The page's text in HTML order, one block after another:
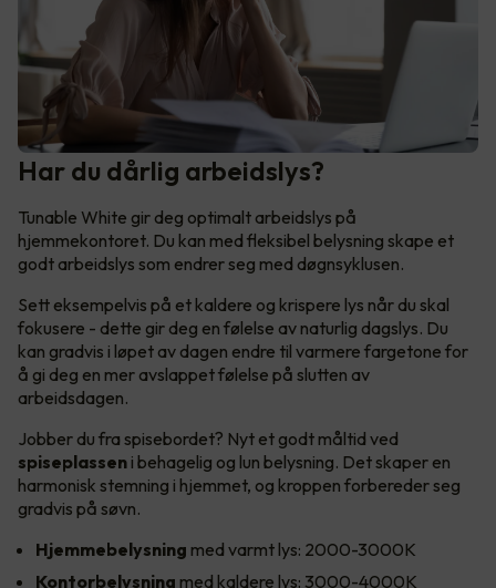
Har du dårlig arbeidslys?
Tunable White gir deg optimalt arbeidslys på
hjemmekontoret. Du kan med fleksibel belysning skape et
godt arbeidslys som endrer seg med døgnsyklusen.
Sett eksempelvis på et kaldere og krispere lys når du skal
fokusere - dette gir deg en følelse av naturlig dagslys. Du
kan gradvis i løpet av dagen endre til varmere fargetone for
å gi deg en mer avslappet følelse på slutten av
arbeidsdagen.
Jobber du fra spisebordet? Nyt et godt måltid ved
spiseplassen i behagelig og lun belysning. Det skaper en
harmonisk stemning i hjemmet, og kroppen forbereder seg
gradvis på søvn.
Hjemmebelysning med varmt lys: 2000-3000K
Kontorbelysning med kaldere lys: 3000-4000K